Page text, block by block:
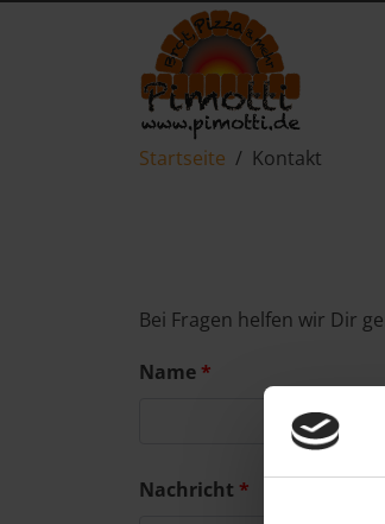
Startseite
Kontakt
Bei Fragen helfen wir Dir
Name
Nachricht